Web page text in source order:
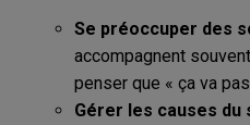
Se préoccuper des
accompagnent
penser que « ça va
Gérer les causes du